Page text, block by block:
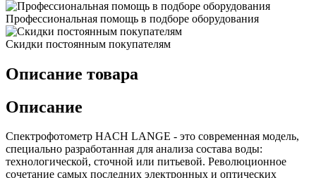
Профессиональная помощь в подборе оборудования
Скидки постоянным покупателям
Описание товара
Описание
Спектрофотометр HACH LANGE - это современная модель,
специально разработанная для анализа состава воды:
технологической, сточной или питьевой. Революционное
сочетание самых последних электронных и оптических